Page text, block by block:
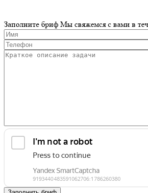
Заполните бриф Мы свяжемся с вами в